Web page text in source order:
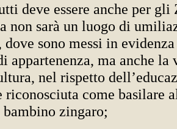
deve essere anche per
non sarà un luogo di
dove sono messi in
appartenenza, ma anche la
nel rispetto
riconosciuta come basilare
zingaro;